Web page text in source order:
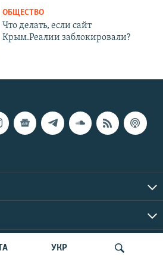
УКР
ОБЩЕСТВО
Что делать, если сайт
Крым.Реалии заблокировали?
2026 | Все права защищены.